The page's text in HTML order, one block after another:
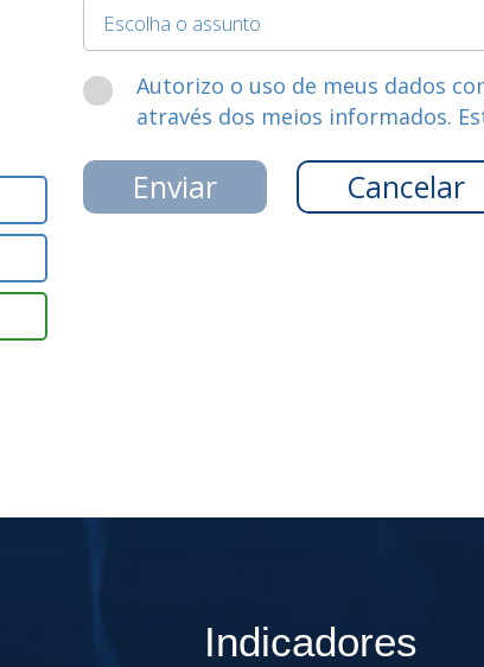
Autorizo o uso de meus dados
através dos meios informados.
Indicadores